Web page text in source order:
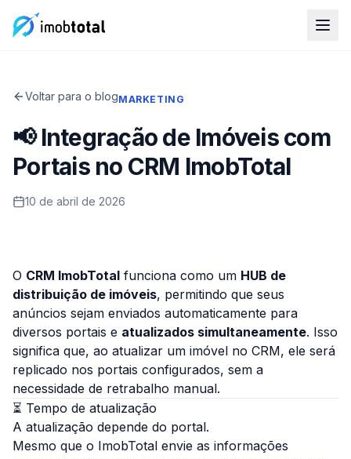
Voltar para o blogMARKETING
📢 Integração de Imóveis com
Portais no CRM ImobTotal
10 de abril de 2026
O CRM ImobTotal funciona como um HUB de
distribuição de imóveis, permitindo que seus
anúncios sejam enviados automaticamente para
diversos portais e atualizados simultaneamente. Isso
significa que, ao atualizar um imóvel no CRM, ele será
replicado nos portais configurados, sem a
necessidade de retrabalho manual.
⏳ Tempo de atualização
A atualização depende do portal.
Mesmo que o ImobTotal envie as informações